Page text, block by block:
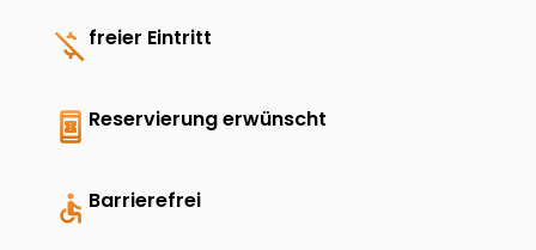
money_off freier Eintritt
book_online Reservierung erwünscht
accessible Barrierefrei